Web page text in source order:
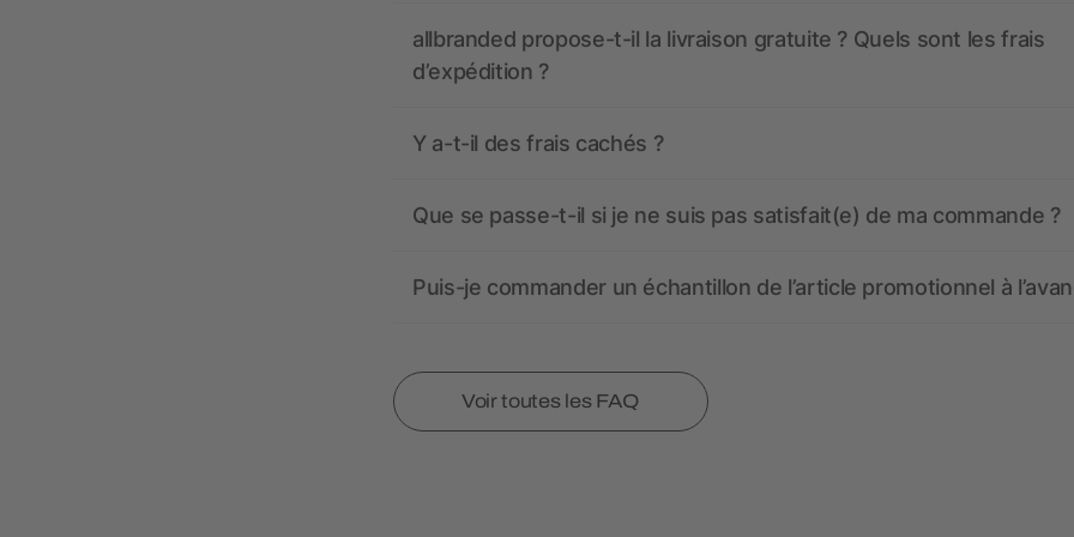
allbranded propose-t-il la livraison gratuite ? Quels sont les frais
d’expédition ?
Y a-t-il des frais cachés ?
Que se passe-t-il si je ne suis pas satisfait(e) de ma commande ?
Puis-je commander un échantillon de l’article promotionnel à
Voir toutes les FAQ